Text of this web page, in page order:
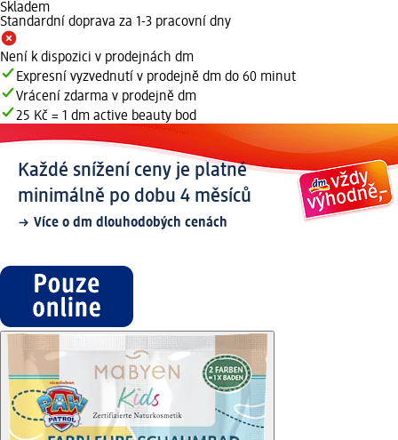
Skladem
Standardní doprava za 1-3 pracovní dny
Není k dispozici v prodejnách dm
Expresní vyzvednutí v prodejně dm do 60 minut
Vrácení zdarma v prodejně dm
25 Kč = 1 dm active beauty bod
Každé snížení ceny je platné
minimálně po dobu 4 měsíců
Více o dm dlouhodobých cenách